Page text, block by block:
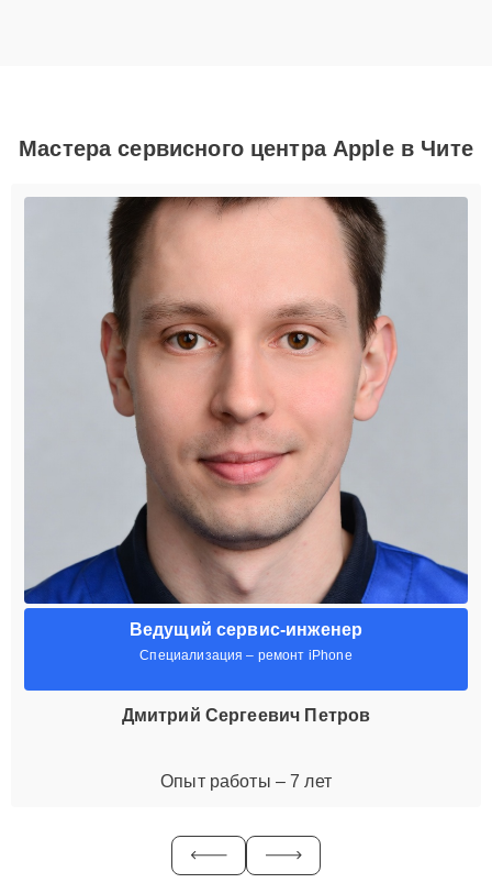
Мастера сервисного центра Apple в Чите
Ведущий сервис-инженер
Специализация – ремонт iPhone
Дмитрий Сергеевич Петров
Опыт работы – 7 лет